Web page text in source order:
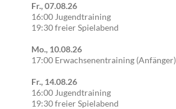
Fr., 07.08.26
16:00 Jugendtraining
19:30 freier Spielabend
Mo., 10.08.26
17:00 Erwachsenentraining (Anfänger)
Fr., 14.08.26
16:00 Jugendtraining
19:30 freier Spielabend